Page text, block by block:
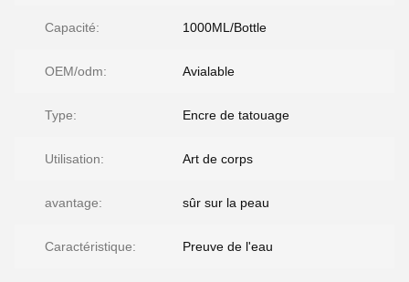
Capacité: 1000ML/Bottle
OEM/odm: Avialable
Type: Encre de tatouage
Utilisation: Art de corps
avantage: sûr sur la peau
Caractéristique: Preuve de l'eau